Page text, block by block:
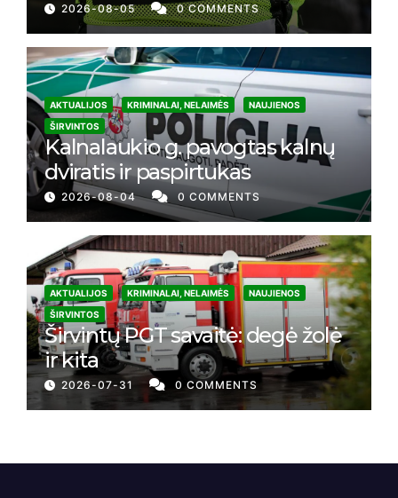
2026-08-05 0 COMMENTS
AKTUALIJOS KRIMINALAI, NELAIMĖS
NAUJIENOS
ŠIRVINTOS
Kalnalaukio g. pavogtas kalnų
dviratis ir paspirtukas
2026-08-04 0 COMMENTS
AKTUALIJOS KRIMINALAI, NELAIMĖS
NAUJIENOS
ŠIRVINTOS
Širvintų PGT savaitė: degė žolė
ir kita
2026-07-31 0 COMMENTS